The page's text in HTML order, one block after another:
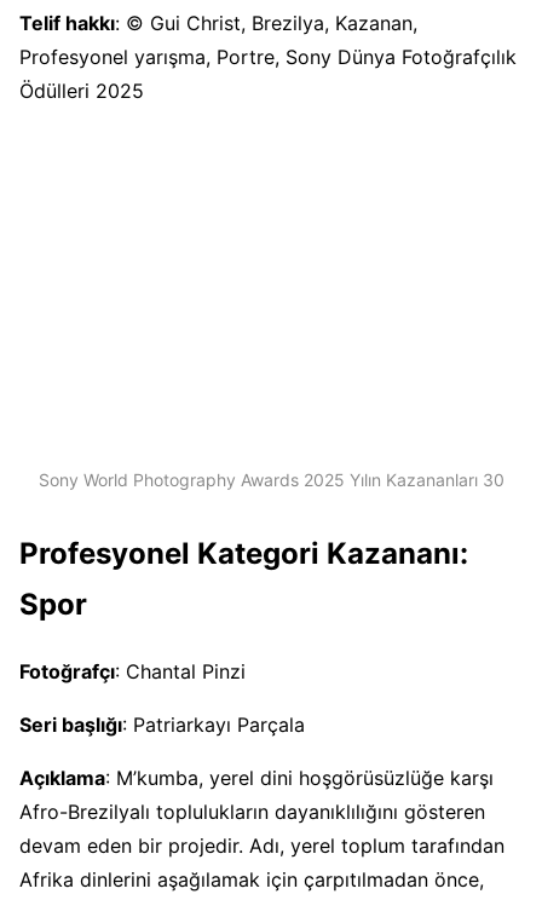
Telif hakkı: © Gui Christ, Brezilya, Kazanan,
Profesyonel yarışma, Portre, Sony Dünya Fotoğrafçılık
Ödülleri 2025
Sony World Photography Awards 2025 Yılın Kazananları 30
Profesyonel Kategori Kazananı:
Spor
Fotoğrafçı: Chantal Pinzi
Seri başlığı: Patriarkayı Parçala
Açıklama: M’kumba, yerel dini hoşgörüsüzlüğe karşı
Afro-Brezilyalı toplulukların dayanıklılığını gösteren
devam eden bir projedir. Adı, yerel toplum tarafından
Afrika dinlerini aşağılamak için çarpıtılmadan önce,